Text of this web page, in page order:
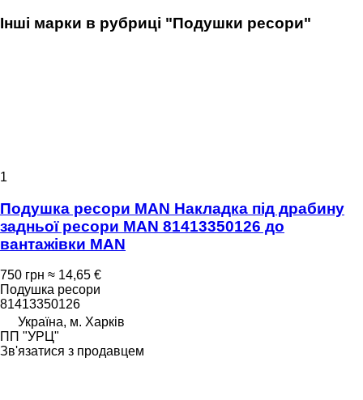
Інші марки в рубриці "Подушки ресори"
1
Подушка ресори MAN Накладка під драбину
задньої ресори MAN 81413350126 до
вантажівки MAN
750 грн ≈ 14,65 €
Подушка ресори
81413350126
Україна, м. Харків
ПП "УРЦ"
Зв'язатися з продавцем